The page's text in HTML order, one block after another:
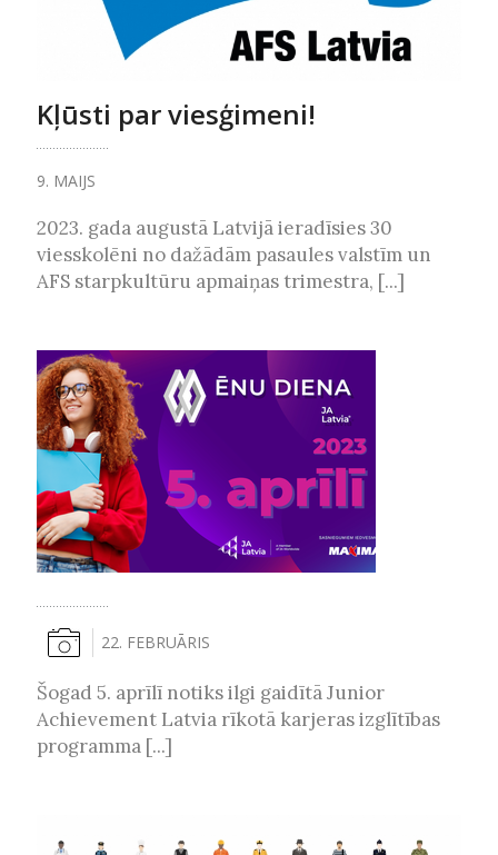
Kļūsti par viesģimeni!
9. MAIJS
2023. gada augustā Latvijā ieradīsies 30
viesskolēni no dažādām pasaules valstīm un
AFS starpkultūru apmaiņas trimestra, [...]
22. FEBRUĀRIS
Šogad 5. aprīlī notiks ilgi gaidītā Junior
Achievement Latvia rīkotā karjeras izglītības
programma [...]